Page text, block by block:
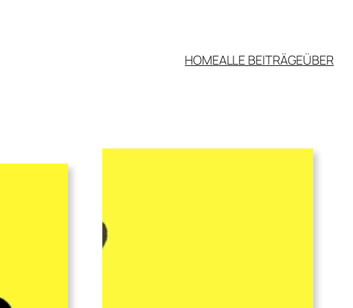
HOMEALLE BEITRÄGEÜBER